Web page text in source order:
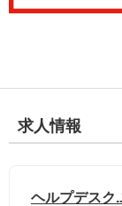
求人情報
ヘルプデスク